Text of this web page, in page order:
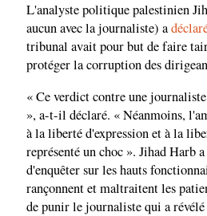
L'analyste politique palestinien
aucun avec la journaliste) a
tribunal avait pour but de faire
protéger la corruption des
« Ce verdict contre une
», a-t-il déclaré. « Néanmoins,
à la liberté d'expression et à la
représenté un choc ». Jihad Harb
d'enquêter sur les hauts
rançonnent et maltraitent les
de punir le journaliste qui a révélé